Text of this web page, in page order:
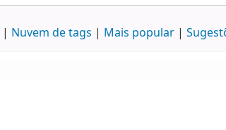
Nuvem de tags Mais popular